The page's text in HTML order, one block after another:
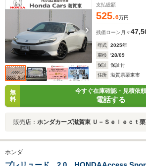
支払総額
525.6万円
残価ローン 月々
年式 2025年
車検
'28/09
保証
保証付
住所
滋賀県栗東市
無
料
今すぐ在庫確認・見積依頼
電話する
販売店： ホンダカーズ滋賀東 Ｕ－Ｓｅｌｅｃｔ栗東（旧ホン
ホンダ